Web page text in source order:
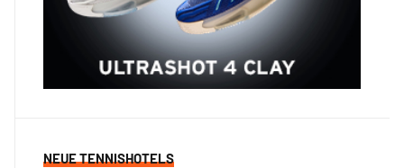
NEUE TENNISHOTELS